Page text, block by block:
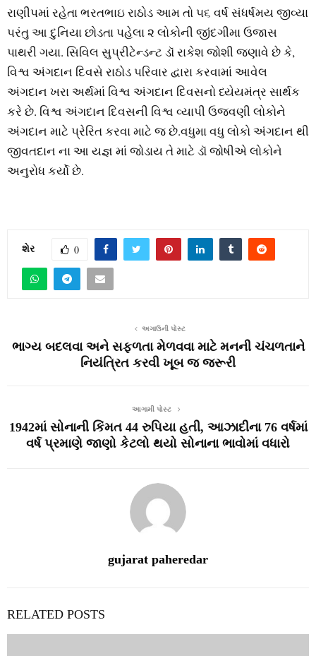
રાણીપમાં રહેતા ભરતભાઇ રાઠોડ આમ તો ૫૬ વર્ષ સંધર્ષમય જીવ્યા
પરંતુ આ દુનિયા છોડતા પહેલા ૨ લોકોની જીંદગીમા ઉજાસ
પાથરી ગયા. સિવિલ સુપ્રીટેન્ડન્ટ ડૉ રાકેશ જોશી જણાવે છે કે,
વિશ્વ અંગદાન દિવસે રાઠોડ પરિવાર દ્વારા કરવામાં આવેલ
અંગદાન ખરા અર્થમાં વિશ્વ અંગદાન દિવસનો ધ્યેયમંત્ર સાર્થક
કરે છે. વિશ્વ અંગદાન દિવસની વિશ્વ વ્યાપી ઉજવણી લોકોને
અંગદાન માટે પ્રેરિત કરવા માટે જ છે.વધુમા વધુ લોકો અંગદાન થી
જીવતદાન ના આ યજ્ઞ માં જોડાય તે માટે ડૉ‌ જોષીએ લોકોને
અનુરોધ કર્યો છે.
શેર 0
અગાઉની પોસ્ટ
ભાગ્ય બદલવા અને સફળતા મેળવવા માટે મનની ચંચળતાને
નિયંત્રિત કરવી ખૂબ જ જરૂરી
આગામી પોસ્ટ
1942માં સોનાની કિંમત 44 રુપિયા હતી, આઝાદીના 76 વર્ષમાં
વર્ષ પ્રમાણે જાણો કેટલો થયો સોનાના ભાવોમાં વધારો
gujarat paheredar
RELATED POSTS